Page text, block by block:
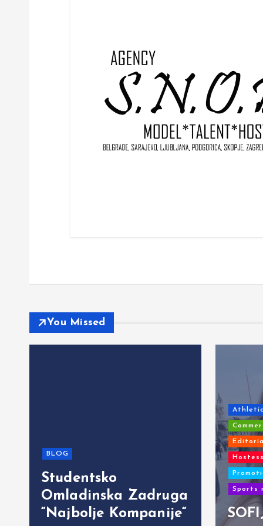
You Missed
BLOG
Studentsko
Omladinska Zadruga
“Najbolje Kompanije“
Sports